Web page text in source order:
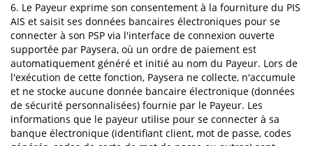
6. Le Payeur exprime son consentement à la fourniture du PIS
AIS et saisit ses données bancaires électroniques pour se
connecter à son PSP via l'interface de connexion ouverte
supportée par Paysera, où un ordre de paiement est
automatiquement généré et initié au nom du Payeur. Lors de
l'exécution de cette fonction, Paysera ne collecte, n'accumule
et ne stocke aucune donnée bancaire électronique (données
de sécurité personnalisées) fournie par le Payeur. Les
informations que le payeur utilise pour se connecter à sa
banque électronique (identifiant client, mot de passe, codes